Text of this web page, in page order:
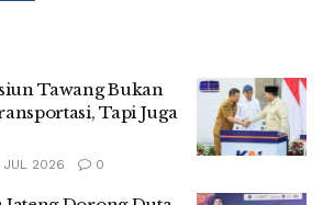
Tawang Bukan
Tapi Juga
2026 0